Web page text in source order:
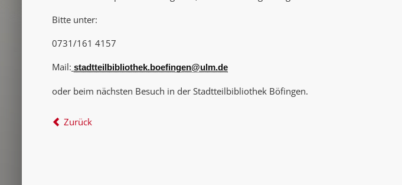
Bitte unter:
0731/161 4157
Mail: stadtteilbibliothek.boefingen@ulm.de
oder beim nächsten Besuch in der Stadtteilbibliothek Böfingen.
Zurück